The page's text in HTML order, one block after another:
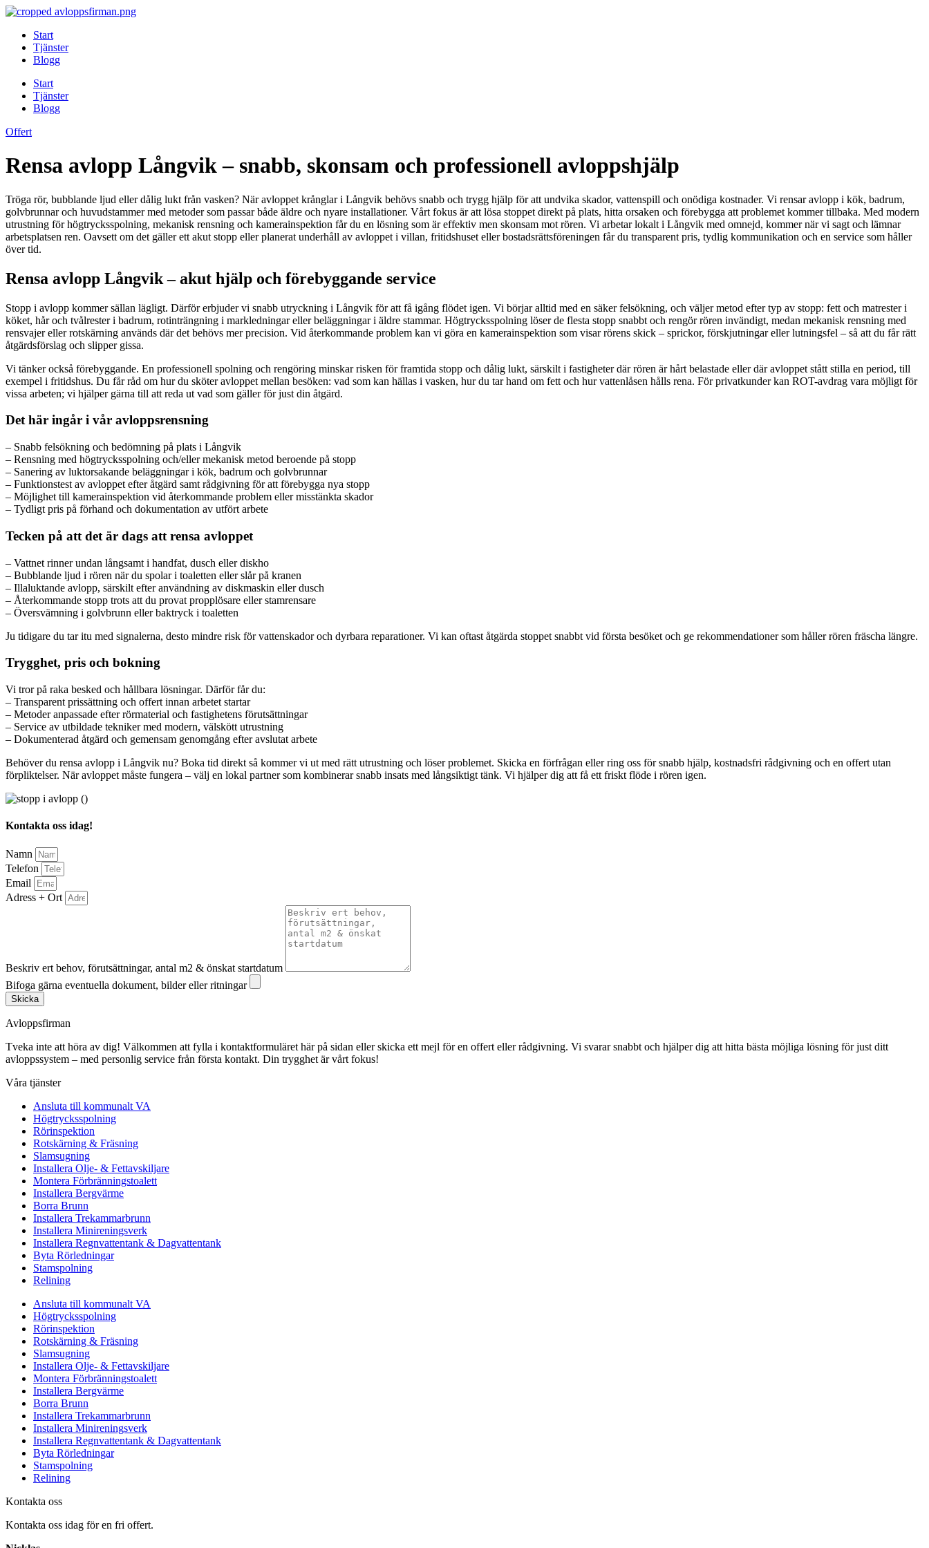
Skip
contentStart
Tjänster
Blogg
Start
Tjänster
Blogg
Offert
Rensa avlopp Långvik – snabb, skonsam och professionell avloppshjälp
Tröga rör, bubblande ljud eller dålig lukt från vasken? När avloppet krånglar i Långvik behövs snabb och trygg hjälp för att undvika skador, vattenspill och onödiga kostnader. Vi rensar avlopp i kök, badrum,
golvbrunnar och huvudstammer med metoder som passar både äldre och nyare installationer. Vårt fokus är att lösa stoppet direkt på plats, hitta orsaken och förebygga att problemet kommer tillbaka. Med modern
utrustning för högtrycksspolning, mekanisk rensning och kamerainspektion får du en lösning som är effektiv men skonsam mot rören. Vi arbetar lokalt i Långvik med omnejd, kommer när vi sagt och lämnar
arbetsplatsen ren. Oavsett om det gäller ett akut stopp eller planerat underhåll av avloppet i villan, fritidshuset eller bostadsrättsföreningen får du transparent pris, tydlig kommunikation och en service som håller
över tid.
Rensa avlopp Långvik – akut hjälp och förebyggande service
Stopp i avlopp kommer sällan lägligt. Därför erbjuder vi snabb utryckning i Långvik för att få igång flödet igen. Vi börjar alltid med en säker felsökning, och väljer metod efter typ av stopp: fett och matrester i
köket, hår och tvålrester i badrum, rotinträngning i markledningar eller beläggningar i äldre stammar. Högtrycksspolning löser de flesta stopp snabbt och rengör rören invändigt, medan mekanisk rensning med
rensvajer eller rotskärning används där det behövs mer precision. Vid återkommande problem kan vi göra en kamerainspektion som visar rörens skick – sprickor, förskjutningar eller lutningsfel – så att du får rätt
åtgärdsförslag och slipper gissa.
Vi tänker också förebyggande. En professionell spolning och rengöring minskar risken för framtida stopp och dålig lukt, särskilt i fastigheter där rören är hårt belastade eller där avloppet stått stilla en period, till
exempel i fritidshus. Du får råd om hur du sköter avloppet mellan besöken: vad som kan hällas i vasken, hur du tar hand om fett och hur vattenlåsen hålls rena. För privatkunder kan ROT-avdrag vara möjligt för
vissa arbeten; vi hjälper gärna till att reda ut vad som gäller för just din åtgärd.
Det här ingår i vår avloppsrensning
– Snabb felsökning och bedömning på plats i Långvik
– Rensning med högtrycksspolning och/eller mekanisk metod beroende på stopp
– Sanering av luktorsakande beläggningar i kök, badrum och golvbrunnar
– Funktionstest av avloppet efter åtgärd samt rådgivning för att förebygga nya stopp
– Möjlighet till kamerainspektion vid återkommande problem eller misstänkta skador
– Tydligt pris på förhand och dokumentation av utfört arbete
Tecken på att det är dags att rensa avloppet
– Vattnet rinner undan långsamt i handfat, dusch eller diskho
– Bubblande ljud i rören när du spolar i toaletten eller slår på kranen
– Illaluktande avlopp, särskilt efter användning av diskmaskin eller dusch
– Återkommande stopp trots att du provat propplösare eller stamrensare
– Översvämning i golvbrunn eller baktryck i toaletten
Ju tidigare du tar itu med signalerna, desto mindre risk för vattenskador och dyrbara reparationer. Vi kan oftast åtgärda stoppet snabbt vid första besöket och ge rekommendationer som håller rören fräscha längre.
Trygghet, pris och bokning
Vi tror på raka besked och hållbara lösningar. Därför får du:
– Transparent prissättning och offert innan arbetet startar
– Metoder anpassade efter rörmaterial och fastighetens förutsättningar
– Service av utbildade tekniker med modern, välskött utrustning
– Dokumenterad åtgärd och gemensam genomgång efter avslutat arbete
Behöver du rensa avlopp i Långvik nu? Boka tid direkt så kommer vi ut med rätt utrustning och löser problemet. Skicka en förfrågan eller ring oss för snabb hjälp, kostnadsfri rådgivning och en offert utan
förpliktelser. När avloppet måste fungera – välj en lokal partner som kombinerar snabb insats med långsiktigt tänk. Vi hjälper dig att få ett friskt flöde i rören igen.
Kontakta oss idag!
Namn
Telefon
Email
Adress + Ort
Beskriv ert behov, förutsättningar, antal m2 & önskat startdatum
Bifoga gärna eventuella dokument, bilder eller ritningar
Skicka
Avloppsfirman
Tveka inte att höra av dig! Välkommen att fylla i kontaktformuläret här på sidan eller skicka ett mejl för en offert eller rådgivning. Vi svarar snabbt och hjälper dig att hitta bästa möjliga lösning för just ditt
avloppssystem – med personlig service från första kontakt. Din trygghet är vårt fokus!
Våra tjänster
Ansluta till kommunalt VA
Högtrycksspolning
Rörinspektion
Rotskärning & Fräsning
Slamsugning
Installera Olje- & Fettavskiljare
Montera Förbränningstoalett
Installera Bergvärme
Borra Brunn
Installera Trekammarbrunn
Installera Minireningsverk
Installera Regnvattentank & Dagvattentank
Byta Rörledningar
Stamspolning
Relining
Ansluta till kommunalt VA
Högtrycksspolning
Rörinspektion
Rotskärning & Fräsning
Slamsugning
Installera Olje- & Fettavskiljare
Montera Förbränningstoalett
Installera Bergvärme
Borra Brunn
Installera Trekammarbrunn
Installera Minireningsverk
Installera Regnvattentank & Dagvattentank
Byta Rörledningar
Stamspolning
Relining
Kontakta oss
Kontakta oss idag för en fri offert.